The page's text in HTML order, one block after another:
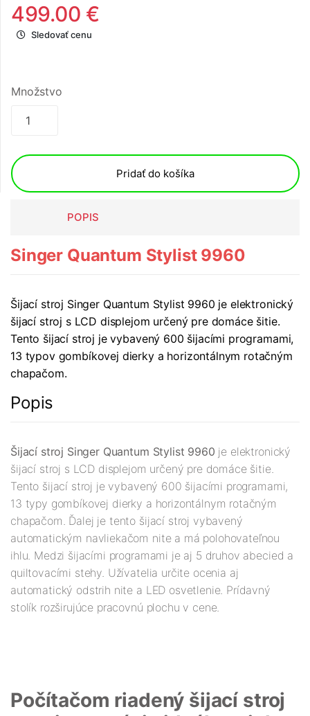
499.00 €
Sledovať cenu
Množstvo
Pridať do košíka
POPIS
Singer Quantum Stylist 9960
Šijací stroj Singer Quantum Stylist 9960 je elektronický
šijací stroj s LCD displejom určený pre domáce šitie.
Tento šijací stroj je vybavený 600 šijacími programami,
13 typov gombíkovej dierky a horizontálnym rotačným
chapačom.
Popis
Šijací stroj Singer Quantum Stylist 9960 je elektronický
šijací stroj s LCD displejom určený pre domáce šitie.
Tento šijací stroj je vybavený 600 šijacími programami,
13 typy gombíkovej dierky a horizontálnym rotačným
chapačom. Ďalej je tento šijací stroj vybavený
automatickým navliekačom nite a má polohovateľnou
ihlu. Medzi šijacími programami je aj 5 druhov abecied a
quiltovacími stehy. Užívatelia určite ocenia aj
automatický odstrih nite a LED osvetlenie. Prídavný
stolík rozširujúce pracovnú plochu v cene.
Počítačom riadený šijací stroj